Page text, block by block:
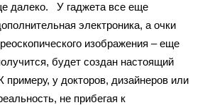
далеко. У гаджета все еще
электроника, а очки
изображения – еще
будет создан настоящий
у докторов, дизайнеров или
не прибегая к